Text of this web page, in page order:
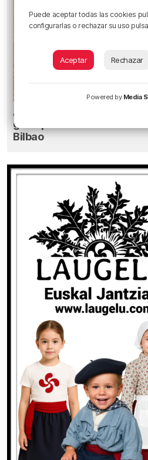
¿Sabrías distinguirla? La
garrapatas se acerca al
Bilbao
Puede aceptar todas las cookies
configurarlas o rechazar su uso
Aceptar Rechazar
Powered by Media